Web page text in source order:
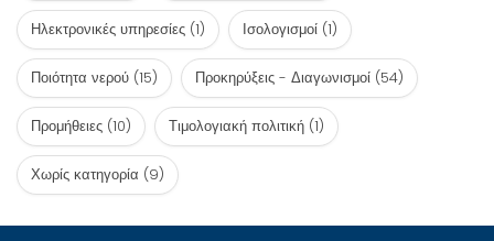
Ηλεκτρονικές υπηρεσίες (1) Ισολογισμοί (1)
Ποιότητα νερού (15) Προκηρύξεις - Διαγωνισμοί (54)
Προμήθειες (10) Τιμολογιακή πολιτική (1)
Χωρίς κατηγορία (9)